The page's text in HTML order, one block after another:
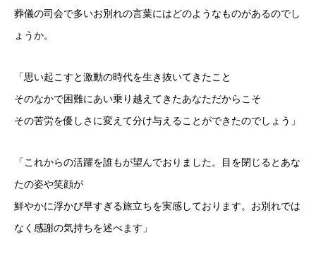
葬儀の司会で多いお別れの言葉にはどのようなものがあるのでし
ょうか。
「思い起こすと激動の時代を生き抜いてきたこと
そのなかで困難にあい乗り越えてきたあなただからこそ
その苦労を優しさに変えて分け与えることができたのでしょう」
「これからの活躍を誰もが望んでおりました。目を閉じるとあな
たの姿や笑顔が
鮮やかに浮かび早すぎる旅立ちを実感しております。お別れでは
なく感謝の気持ちを述べます」